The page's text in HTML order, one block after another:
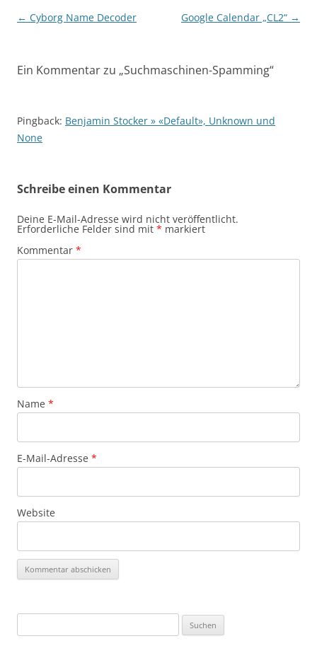
Beitragsnavigation
← Cyborg Name Decoder Google Calendar „CL2“ →
Ein Kommentar zu „Suchmaschinen-Spamming“
Pingback: Benjamin Stocker » «Default», Unknown und
None
Schreibe einen Kommentar
Deine E-Mail-Adresse wird nicht veröffentlicht.
Erforderliche Felder sind mit * markiert
Kommentar *
Name *
E-Mail-Adresse *
Website
nach: